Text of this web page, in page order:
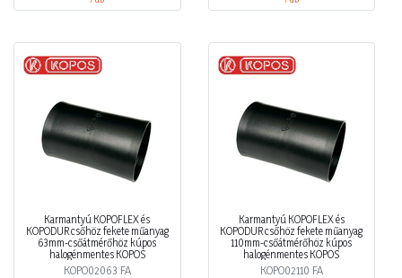
Karmantyú KOPOFLEX és
KOPODUR csőhöz fekete műanyag
63mm-csőátmérőhöz kúpos
halogénmentes KOPOS
KOPO02063 FA
Karmantyú KOPOFLEX és
KOPODUR csőhöz fekete műanyag
110mm-csőátmérőhöz kúpos
halogénmentes KOPOS
KOPO02110 FA